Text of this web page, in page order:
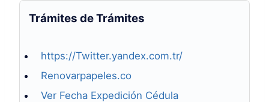
Trámites de Trámites
https://Twitter.yandex.com.tr/
Renovarpapeles.co
Ver Fecha Expedición Cédula